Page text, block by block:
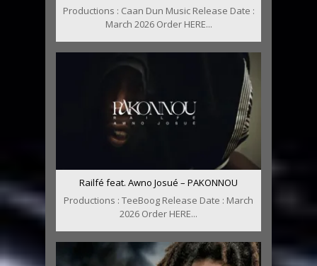
Productions : Caan Dun Music Release Date :
March 2026 Order HERE...
Railfé feat. Awno Josué – PAKONNOU
Productions : TeeBoog Release Date : March
2026 Order HERE...